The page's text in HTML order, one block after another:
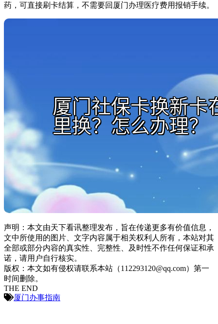
药，可直接刷卡结算，不需要回厦门办理医疗费用报销手续。
声明：本文由天下看讯整理发布，旨在传递更多有价值信息，
文中所使用的图片、文字内容属于相关权利人所有，本站对其
全部或部分内容的真实性、完整性、及时性不作任何保证和承
诺，请用户自行核实。
版权：本文如有侵权请联系本站（112293120@qq.com）第一
时间删除。
THE END
厦门办事指南